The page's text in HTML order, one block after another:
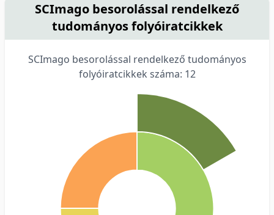
SCImago besorolással rendelkező
tudományos folyóiratcikkek
SCImago besorolással rendelkező tudományos
folyóiratcikkek száma: 12